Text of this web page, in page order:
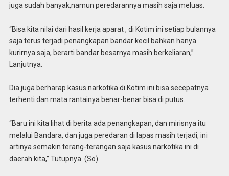
juga sudah banyak,namun peredarannya masih saja meluas.
“Bisa kita nilai dari hasil kerja aparat , di Kotim ini setiap bulannya
saja terus terjadi penangkapan bandar kecil bahkan hanya
kurirnya saja, berarti bandar besarnya masih berkeliaran,”
Lanjutnya.
Dia juga berharap kasus narkotika di Kotim ini bisa secepatnya
terhenti dan mata rantainya benar-benar bisa di putus.
“Baru ini kita lihat di berita ada penangkapan, dan mirisnya itu
melalui Bandara, dan juga peredaran di lapas masih terjadi, ini
artinya semakin terang-terangan saja kasus narkotika ini di
daerah kita,” Tutupnya. (So)